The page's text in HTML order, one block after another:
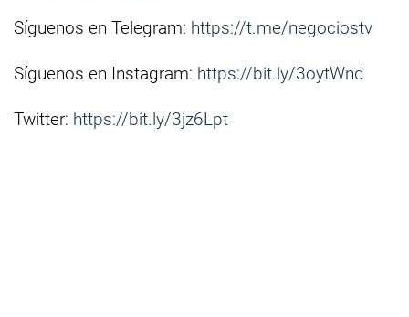
Síguenos en Telegram: https://t.me/negociostv
Síguenos en Instagram: https://bit.ly/3oytWnd
Twitter: https://bit.ly/3jz6Lpt